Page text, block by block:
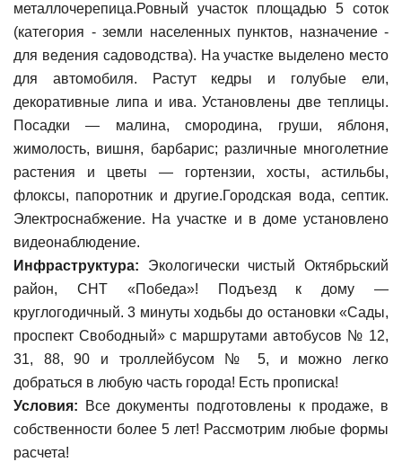
металлочерепица.Ровный участок площадью 5 соток
(категория - земли населенных пунктов, назначение -
для ведения садоводства). На участке выделено место
для автомобиля. Растут кедры и голубые ели,
декоративные липа и ива. Установлены две теплицы.
Посадки — малина, смородина, груши, яблоня,
жимолость, вишня, барбарис; различные многолетние
растения и цветы — гортензии, хосты, астильбы,
флоксы, папоротник и другие.Городская вода, септик.
Электроснабжение. На участке и в доме установлено
видеонаблюдение.
Инфраструктура: Экологически чистый Октябрьский
район, СНТ «Победа»! Подъезд к дому —
круглогодичный. 3 минуты ходьбы до остановки «Сады,
проспект Свободный» с маршрутами автобусов № 12,
31, 88, 90 и троллейбусом № 5, и можно легко
добраться в любую часть города! Есть прописка!
Условия: Все документы подготовлены к продаже, в
собственности более 5 лет! Рассмотрим любые формы
расчета!